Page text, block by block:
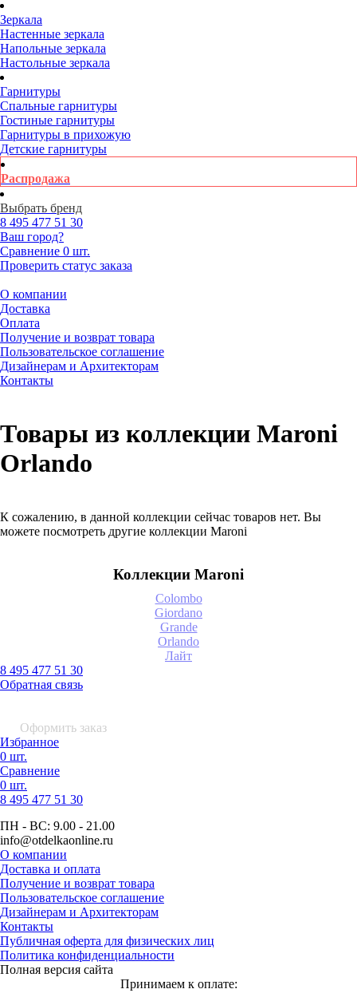
Зеркала
Настенные зеркала
Напольные зеркала
Настольные зеркала
Гарнитуры
Спальные гарнитуры
Гостиные гарнитуры
Гарнитуры в прихожую
Детские гарнитуры
Распродажа
Выбрать бренд
8 495 477 51 30
Ваш город?
Сравнение 0 шт.
Проверить статус заказа
О компании
Доставка
Оплата
Получение и возврат товара
Пользовательское соглашение
Дизайнерам и Архитекторам
Контакты
Товары из коллекции Maroni
Orlando
К сожалению, в данной коллекции сейчас товаров нет. Вы
можете посмотреть другие коллекции Maroni
Коллекции Maroni
Colombo
Giordano
Grande
Orlando
Лайт
8 495 477 51 30
Обратная связь
Оформить заказ
Избранное
0 шт.
Сравнение
0 шт.
8 495 477 51 30
ПН - ВС: 9.00 - 21.00
info@otdelkaonline.ru
О компании
Доставка и оплата
Получение и возврат товара
Пользовательское соглашение
Дизайнерам и Архитекторам
Контакты
Публичная оферта для физических лиц
Политика конфиденциальности
Полная версия сайта
Принимаем к оплате: